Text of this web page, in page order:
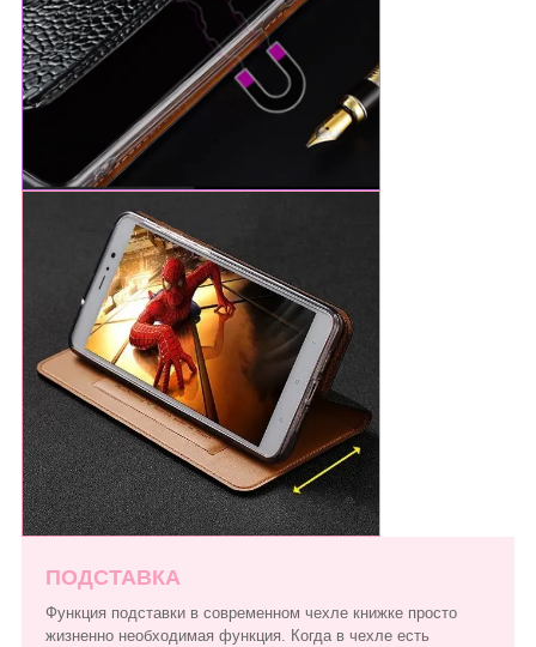
ПОДСТАВКА
Функция подставки в современном чехле книжке просто
жизненно необходимая функция. Когда в чехле есть